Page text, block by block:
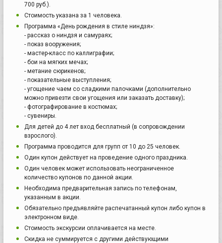
700 руб.).
Стоимость указана за 1 человека.
Программа «День рождения в стиле ниндзя»:
- рассказ о ниндзя и самураях;
- показ вооружения;
- мастер-класс по каллиграфии;
- бои на мягких мечах;
- метание сюрикенов;
- показательные выступления;
- угощение чаем со сладкими палочками (дополнительно
можно привезти свои угощения или заказать доставку);
- фотографирование в костюмах;
- сувениры.
Для детей до 4 лет вход бесплатный (в сопровождении
взрослого).
Программа проводится для групп от 10 до 25 человек.
Один купон действует на проведение одного праздника.
Один человек может использовать неограниченное
количество купонов по данной акции.
Необходима предварительная запись по телефонам,
указанным в акции.
Обязательно предъявляйте распечатанный купон либо купон в
электронном виде.
Стоимость экскурсии оплачивается на месте.
Скидка не суммируется с другими действующими